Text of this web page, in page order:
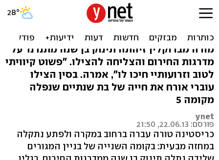
גיבורים: אמריקנית וסינים
הצילו ילדים שנפלו. צפו
מורה מברוקלין זיהתה תינוק בן שנה מתנדנד על
מדרגות החירום והצליחה להצילו. "פשוט קיוויתי
לטוב וזרועותיי חיכו לו", אמרה. בסין הצילו
עוברי אורח את חייה של בת שנתיים שנפלה
מקומה 5
ynet
פורסם: 22.06.13, 21:50
כריסטינה טורה עברה ברחוב במקרה ולפתע נתקלה
במחזה מבעית: בקומה השנייה של בניין המגורים